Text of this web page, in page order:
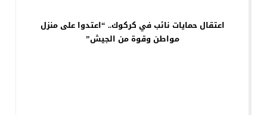
اعتقال حمايات نائب في كركوك.. “اعتدوا على منزل
مواطن وقوة من الجيش”